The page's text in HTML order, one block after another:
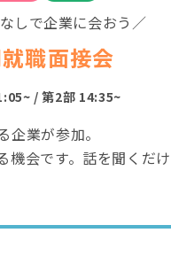
しで企業に会おう／
職面接会
/ 第2部 14:35~
業が参加。
機会です。話を聞くだ